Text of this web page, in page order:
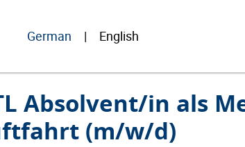
German English
Absolvent/in als
(m/w/d)